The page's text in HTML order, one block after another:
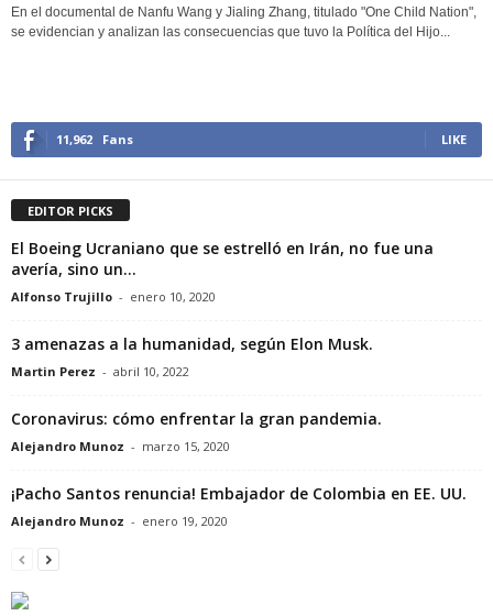
En el documental de Nanfu Wang y Jialing Zhang, titulado "One Child Nation",
se evidencian y analizan las consecuencias que tuvo la Política del Hijo...
11,962 Fans LIKE
EDITOR PICKS
El Boeing Ucraniano que se estrelló en Irán, no fue una
avería, sino un...
Alfonso Trujillo - enero 10, 2020
3 amenazas a la humanidad, según Elon Musk.
Martin Perez - abril 10, 2022
Coronavirus: cómo enfrentar la gran pandemia.
Alejandro Munoz - marzo 15, 2020
¡Pacho Santos renuncia! Embajador de Colombia en EE. UU.
Alejandro Munoz - enero 19, 2020